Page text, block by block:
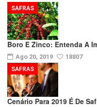
Boro E Zinco: Entenda A
Ago 20, 2019 18807
SAFRAS
Cenário Para 2019 É De
SAFRAS